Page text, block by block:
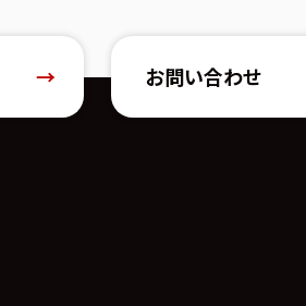
→ お問い合わせ